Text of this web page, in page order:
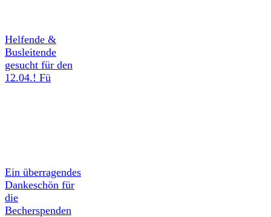
Helfende &
Busleitende
gesucht für den
12.04.! Fü
Ein überragendes
Dankeschön für
die
Becherspenden